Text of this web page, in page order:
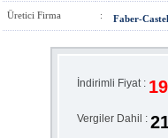
Üretici Firma : Faber-
İndirimli Fiyat :
Vergiler Dahil :